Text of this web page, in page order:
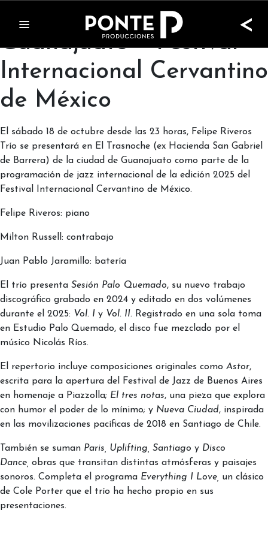
<
Felipe Riveros Trío en
Guanajuato – Festival
Internacional Cervantino
de México
El sábado 18 de octubre desde las 23 horas, Felipe Riveros
Trío se presentará en El Trasnoche (ex Hacienda San Gabriel
de Barrera) de la ciudad de Guanajuato como parte de la
programación de jazz internacional de la edición 2025 del
Festival Internacional Cervantino de México.
Felipe Riveros: piano
Milton Russell: contrabajo
Juan Pablo Jaramillo: batería
El trío presenta Sesión Palo Quemado, su nuevo trabajo
discográfico grabado en 2024 y editado en dos volúmenes
durante el 2025: Vol. I y Vol. II. Registrado en una sola toma
en Estudio Palo Quemado, el disco fue mezclado por el
músico Nicolás Ríos.
El repertorio incluye composiciones originales como Astor,
escrita para la apertura del Festival de Jazz de Buenos Aires
en homenaje a Piazzolla; El tres notas, una pieza que explora
con humor el poder de lo mínimo; y Nueva Ciudad, inspirada
en las movilizaciones pacíficas de 2018 en Santiago de Chile.
También se suman Paris, Uplifting, Santiago y Disco
Dance, obras que transitan distintas atmósferas y paisajes
sonoros. Completa el programa Everything I Love, un clásico
de Cole Porter que el trío ha hecho propio en sus
presentaciones.